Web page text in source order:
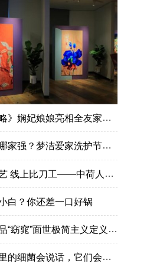
娘娘亮相全友家居沙发艺术展，体验中国名绣
强？梦洁爱家洗护节玩出新花样
刀工——中荷人寿蜜丝会女神隔空秀神技
白？你还差一口好锅
”面世极简主义定义家居美学新风尚
细菌会说话，它们会讲什么?